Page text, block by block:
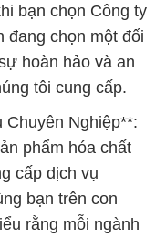
bạn chọn Công ty
đang chọn một đối
hoàn hảo và an
tôi cung cấp.
Nghiệp**:
phẩm hóa chất
cấp dịch vụ
bạn trên con
rằng mỗi ngành